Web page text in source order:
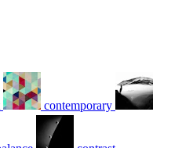
contemporary